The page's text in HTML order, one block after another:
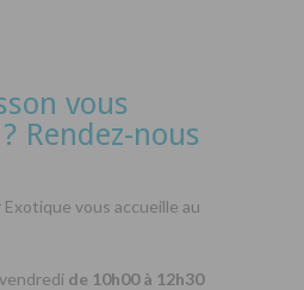
vous
Rendez-nous
Exotique vous accueille au
de 10h00 à 12h30